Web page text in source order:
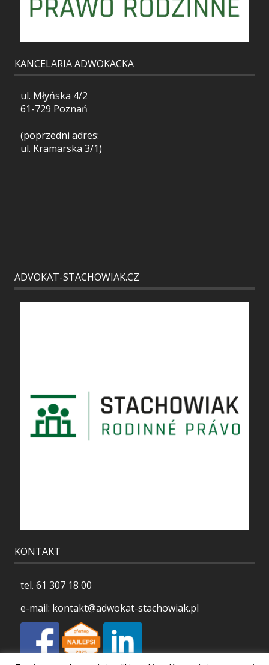
KANCELARIA ADWOKACKA
ul. Młyńska 4/2
61-729 Poznań
(poprzedni adres:
ul. Kramarska 3/1)
ADVOKAT-STACHOWIAK.CZ
KONTAKT
tel. 61 307 18 00
e-mail: kontakt@adwokat-stachowiak.pl